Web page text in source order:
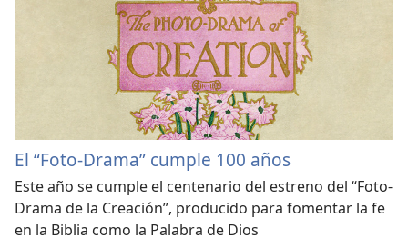
El “Foto-Drama” cumple 100 años
Este año se cumple el centenario del estreno del “Foto-
Drama de la Creación”, producido para fomentar la fe
en la Biblia como la Palabra de Dios